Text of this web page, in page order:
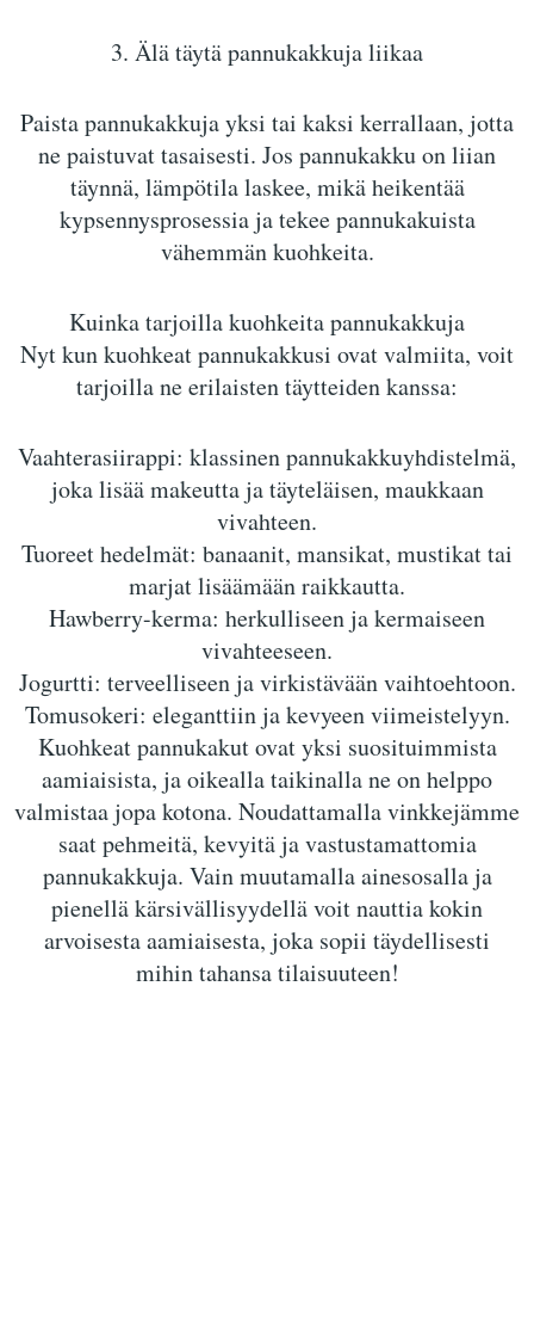
3. Älä täytä pannukakkuja liikaa
Paista pannukakkuja yksi tai kaksi kerrallaan, jotta
ne paistuvat tasaisesti. Jos pannukakku on liian
täynnä, lämpötila laskee, mikä heikentää
kypsennysprosessia ja tekee pannukakuista
vähemmän kuohkeita.
Kuinka tarjoilla kuohkeita pannukakkuja
Nyt kun kuohkeat pannukakkusi ovat valmiita, voit
tarjoilla ne erilaisten täytteiden kanssa:
Vaahterasiirappi: klassinen pannukakkuyhdistelmä,
joka lisää makeutta ja täyteläisen, maukkaan
vivahteen.
Tuoreet hedelmät: banaanit, mansikat, mustikat tai
marjat lisäämään raikkautta.
Hawberry-kerma: herkulliseen ja kermaiseen
vivahteeseen.
Jogurtti: terveelliseen ja virkistävään vaihtoehtoon.
Tomusokeri: eleganttiin ja kevyeen viimeistelyyn.
Kuohkeat pannukakut ovat yksi suosituimmista
aamiaisista, ja oikealla taikinalla ne on helppo
valmistaa jopa kotona. Noudattamalla vinkkejämme
saat pehmeitä, kevyitä ja vastustamattomia
pannukakkuja. Vain muutamalla ainesosalla ja
pienellä kärsivällisyydellä voit nauttia kokin
arvoisesta aamiaisesta, joka sopii täydellisesti
mihin tahansa tilaisuuteen!